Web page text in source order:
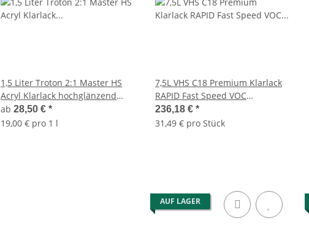
1,5 Liter Troton 2:1 Master HS
Acryl Klarlack hochglänzend
Autolack kratzfest
ab 28,50 € *
19,00 € pro 1 l
7,5L VHS C18 Premium Klarlack
RAPID Fast Speed VOC
Hochglänzend Troton Master
236,18 € *
31,49 € pro Stück
AUF LAGER